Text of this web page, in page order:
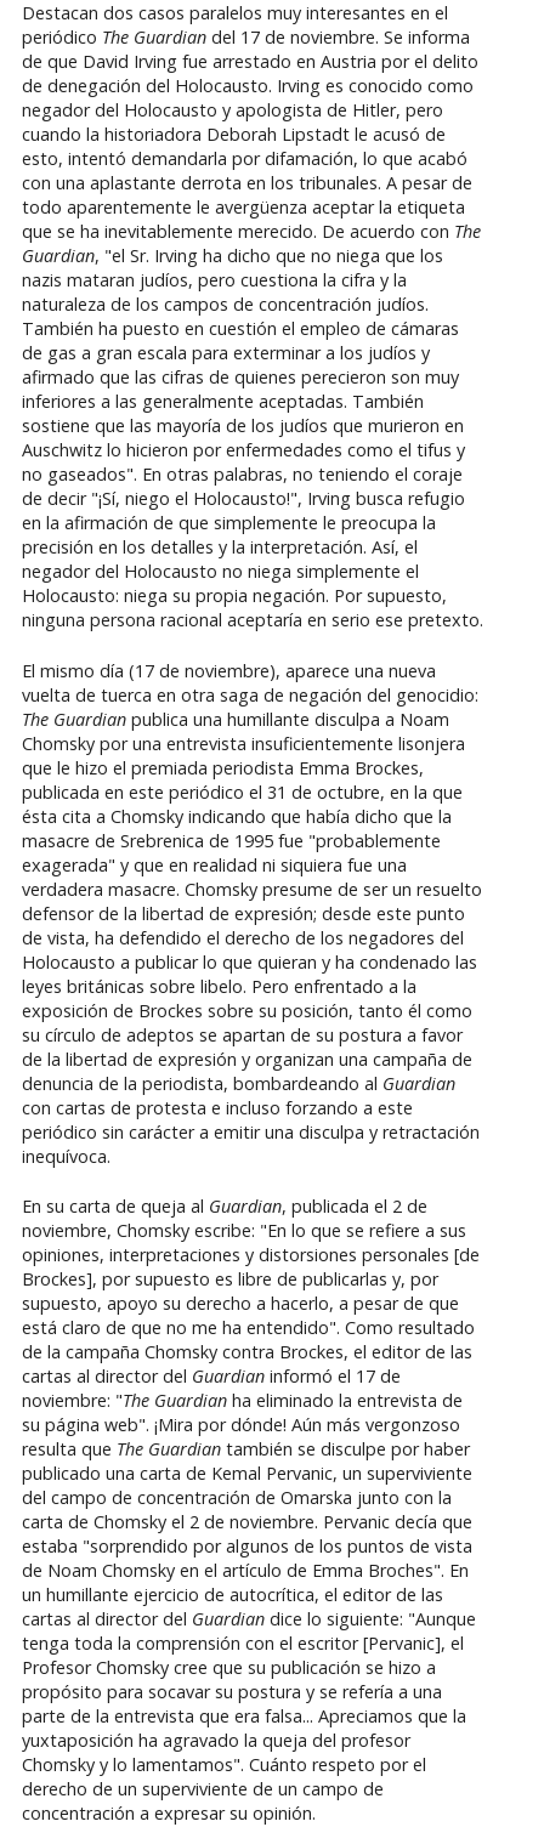
Destacan dos casos paralelos muy interesantes en el
periódico The Guardiandel 17 de noviembre. Se informa
de que David Irving fue arrestado en Austria por el delito
de denegación del Holocausto. Irving es conocido como
negador del Holocausto y apologista de Hitler, pero
cuando la historiadora Deborah Lipstadt le acusó de
esto, intentó demandarla por difamación, lo que acabó
con una aplastante derrota en los tribunales. A pesar de
todo aparentemente le avergüenza aceptar la etiqueta
que se ha inevitablemente merecido. De acuerdo con The
Guardian, "el Sr. Irving ha dicho que no niega que los
nazis mataran judíos, pero cuestiona la cifra y la
naturaleza de los campos de concentración judíos.
También ha puesto en cuestión el empleo de cámaras
de gas a gran escala para exterminar a los judíos y
afirmado que las cifras de quienes perecieron son muy
inferiores a las generalmente aceptadas. También
sostiene que las mayoría de los judíos que murieron en
Auschwitz lo hicieron por enfermedades como el tifus y
no gaseados". En otras palabras, no teniendo el coraje
de decir "¡Sí, niego el Holocausto!", Irving busca refugio
en la afirmación de que simplemente le preocupa la
precisión en los detalles y la interpretación. Así, el
negador del Holocausto no niega simplemente el
Holocausto: niega su propia negación. Por supuesto,
ninguna persona racional aceptaría en serio ese pretexto.
El mismo día (17 de noviembre), aparece una nueva
vuelta de tuerca en otra saga de negación del genocidio:
The Guardianpublica una humillante disculpa a Noam
Chomsky por una entrevista insuficientemente lisonjera
que le hizo el premiada periodista Emma Brockes,
publicada en este periódico el 31 de octubre, en la que
ésta cita a Chomsky indicando que había dicho que la
masacre de Srebrenica de 1995 fue "probablemente
exagerada" y que en realidad ni siquiera fue una
verdadera masacre. Chomsky presume de ser un resuelto
defensor de la libertad de expresión; desde este punto
de vista, ha defendido el derecho de los negadores del
Holocausto a publicar lo que quieran y ha condenado las
leyes británicas sobre libelo. Pero enfrentado a la
exposición de Brockes sobre su posición, tanto él como
su círculo de adeptos se apartan de su postura a favor
de la libertad de expresión y organizan una campaña de
denuncia de la periodista, bombardeando al Guardian
con cartas de protesta e incluso forzando a este
periódico sin carácter a emitir una disculpa y retractación
inequívoca.
En su carta de queja al Guardian, publicada el 2 de
noviembre, Chomsky escribe: "En lo que se refiere a sus
opiniones, interpretaciones y distorsiones personales [de
Brockes], por supuesto es libre de publicarlas y, por
supuesto, apoyo su derecho a hacerlo, a pesar de que
está claro de que no me ha entendido". Como resultado
de la campaña Chomsky contra Brockes, el editor de las
cartas al director del Guardianinformó el 17 de
noviembre: "The Guardian ha eliminado la entrevista de
su página web". ¡Mira por dónde! Aún más vergonzoso
resulta que The Guardiantambién se disculpe por haber
publicado una carta de Kemal Pervanic, un superviviente
del campo de concentración de Omarska junto con la
carta de Chomsky el 2 de noviembre. Pervanic decía que
estaba "sorprendido por algunos de los puntos de vista
de Noam Chomsky en el artículo de Emma Broches". En
un humillante ejercicio de autocrítica, el editor de las
cartas al director del Guardiandice lo siguiente: "Aunque
tenga toda la comprensión con el escritor [Pervanic], el
Profesor Chomsky cree que su publicación se hizo a
propósito para socavar su postura y se refería a una
parte de la entrevista que era falsa... Apreciamos que la
yuxtaposición ha agravado la queja del profesor
Chomsky y lo lamentamos". Cuánto respeto por el
derecho de un superviviente de un campo de
concentración a expresar su opinión.